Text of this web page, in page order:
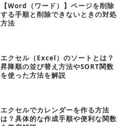
【Word（ワード）】ページを削除
する手順と削除できないときの対処
方法
エクセル（Excel）のソートとは？
昇降順の並び替え方法やSORT関数
を使った方法を解説
エクセルでカレンダーを作る方法
は？具体的な作成手順や便利な関数